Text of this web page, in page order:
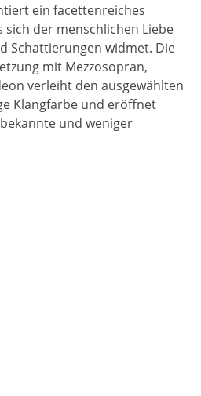
ein facettenreiches
der menschlichen Liebe
Schattierungen widmet. Die
mit Mezzosopran,
verleiht den ausgewählten
Klangfarbe und eröffnet
und weniger